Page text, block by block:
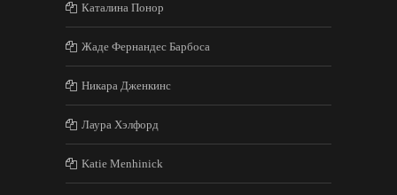
Каталина Понор
Жаде Фернандес Барбоса
Никара Дженкинс
Лаура Хэлфорд
Katie Menhinick